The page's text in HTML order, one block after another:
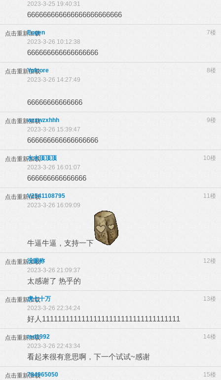
2023-3-25 19:40:31
666666666666666666666666
点击重新加载 7楼
Eugen
2023-3-26 10:12:38
666666666666666666
点击重新加载 8楼
Ypfcore
2023-3-26 14:27:49
66666666666666
点击重新加载 9楼
wzxwzxhhh
2023-3-26 15:39:47
666666666666666666
点击重新加载 10楼
水水顶顶顶
2023-3-26 16:01:07
666666666666666
点击重新加载 11楼
V2541108795
2023-3-26 16:09:09
牛逼牛逼，支持一下
点击重新加载 12楼
没昵称
2023-3-26 21:09:37
太感谢了 热乎的
点击重新加载 13楼
虎七十万
2023-3-26 22:34:24
好人11111111111111111111111111111111111
点击重新加载 14楼
ted1992
2023-3-26 22:43:34
看起来很有意思啊，下一个试试~感谢
点击重新加载 15楼
784965050